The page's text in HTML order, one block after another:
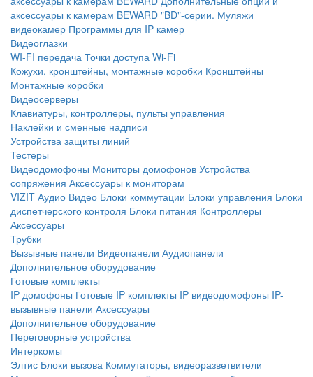
аксессуары к камерам BEWARD "BD"-серии. Муляжи
видеокамер Программы для IP камер
Видеоглазки
WI-FI передача Точки доступа Wi-Fi
Кожухи, кронштейны, монтажные коробки Кронштейны
Монтажные коробки
Видеосерверы
Клавиатуры, контроллеры, пульты управления
Наклейки и сменные надписи
Устройства защиты линий
Тестеры
Видеодомофоны Мониторы домофонов Устройства
сопряжения Аксессуары к мониторам
VIZIT Аудио Видео Блоки коммутации Блоки управления Блоки
диспетчерского контроля Блоки питания Контроллеры
Аксессуары
Трубки
Вызывные панели Видеопанели Аудиопанели
Дополнительное оборудование
Готовые комплекты
IP домофоны Готовые IP комплекты IP видеодомофоны IP-
вызывные панели Аксессуары
Дополнительное оборудование
Переговорные устройства
Интеркомы
Элтис Блоки вызова Коммутаторы, видеоразветвители